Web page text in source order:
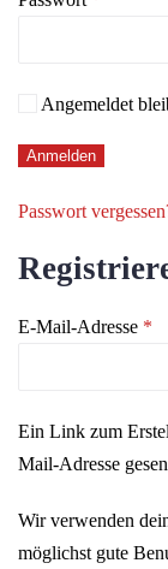
Angemeldet
Anmelden
Passwort
E-Mail-Adresse *
Ein Link zum
Mail-Adresse
Wir verwenden
möglichst gute